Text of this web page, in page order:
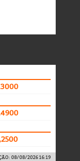
08/08/2026 16:19